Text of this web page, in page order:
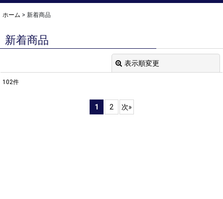
ホーム > 新着商品
新着商品
表示順変更
102件
1 2 次»